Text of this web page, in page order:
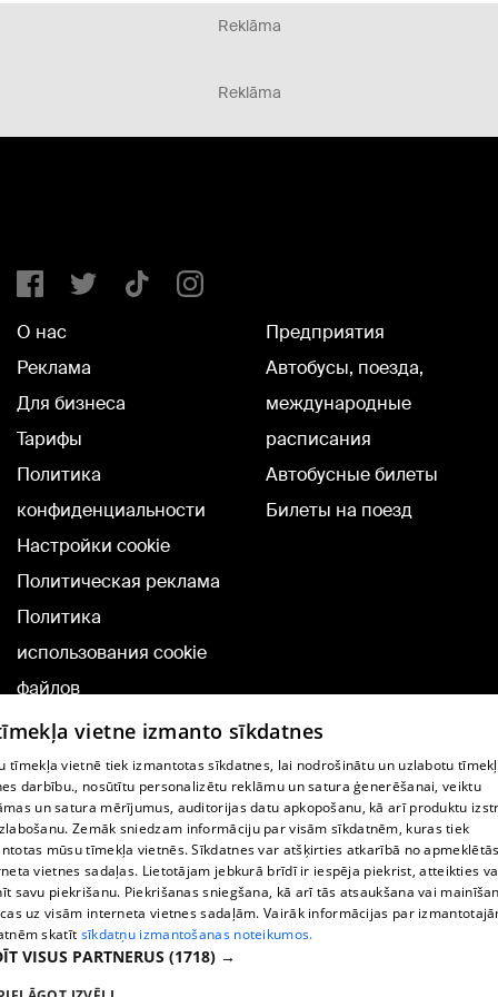
Reklāma
Reklāma
О нас
Реклама
Для бизнеса
Тарифы
Политика
конфиденциальности
Настройки cookie
Политическая реклама
Политика
использования cookie
файлов
Добавление
комментариев
Предприятия
Автобусы, поезда,
международные
расписания
Автобусные билеты
Билеты на поезд
TВ-программа
Условия договора
360 Ziņu kontakti
Helio Media
Служба помощи портала: э-почта -
vietne izmanto sīkdatnes
tīmekļa vietnē tiek izmantotas sīkdatnes, lai nodrošinātu un uzlabotu
darbību., nosūtītu personalizētu reklāmu un satura ģenerēšanai, veiktu
un satura mērījumus, auditorijas datu apkopošanu, kā arī produktu
Zemāk sniedzam informāciju par visām sīkdatnēm, kuras tiek
mūsu tīmekļa vietnēs. Sīkdatnes var atšķirties atkarībā no
vietnes sadaļas. Lietotājam jebkurā brīdī ir iespēja piekrist, atteikties
savu piekrišanu. Piekrišanas sniegšana, kā arī tās atsaukšana vai
uz visām interneta vietnes sadaļām. Vairāk informācijas par
skatīt sīkdatņu izmantošanas noteikumos.
VISUS PARTNERUS (1718) →